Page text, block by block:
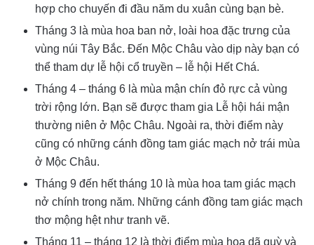
hợp cho chuyến đi đầu năm du xuân cùng bạn bè.
Tháng 3 là mùa hoa ban nở, loài hoa đặc trưng của
vùng núi Tây Bắc. Đến Mộc Châu vào dịp này bạn có
thể tham dự lễ hội cổ truyền – lễ hội Hết Chá.
Tháng 4 – tháng 6 là mùa mận chín đỏ rực cả vùng
trời rộng lớn. Bạn sẽ được tham gia Lễ hội hái mận
thường niên ở Mộc Châu. Ngoài ra, thời điểm này
cũng có những cánh đồng tam giác mạch nở trái mùa
ở Mộc Châu.
Tháng 9 đến hết tháng 10 là mùa hoa tam giác mạch
nở chính trong năm. Những cánh đồng tam giác mạch
thơ mộng hệt như tranh vẽ.
Tháng 11 – tháng 12 là thời điểm mùa hoa dã quỳ và